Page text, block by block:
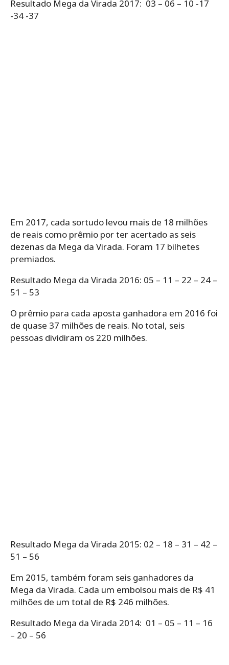
Resultado Mega da Virada 2017: 03 – 06 – 10 -17
-34 -37
Em 2017, cada sortudo levou mais de 18 milhões
de reais como prêmio por ter acertado as seis
dezenas da Mega da Virada. Foram 17 bilhetes
premiados.
Resultado Mega da Virada 2016: 05 – 11 – 22 – 24 –
51 – 53
O prêmio para cada aposta ganhadora em 2016 foi
de quase 37 milhões de reais. No total, seis
pessoas dividiram os 220 milhões.
Resultado Mega da Virada 2015: 02 – 18 – 31 – 42 –
51 – 56
Em 2015, também foram seis ganhadores da
Mega da Virada. Cada um embolsou mais de R$ 41
milhões de um total de R$ 246 milhões.
Resultado Mega da Virada 2014: 01 – 05 – 11 – 16
– 20 – 56